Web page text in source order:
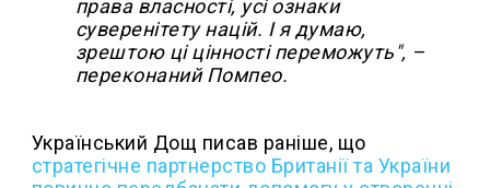
права власності, усі ознаки
суверенітету націй. І я думаю,
зрештою ці цінності переможуть", –
переконаний Помпео.
Український Дощ писав раніше, що
стратегічне партнерство Британії та України